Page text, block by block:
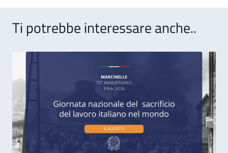
Ti potrebbe interessare anche..